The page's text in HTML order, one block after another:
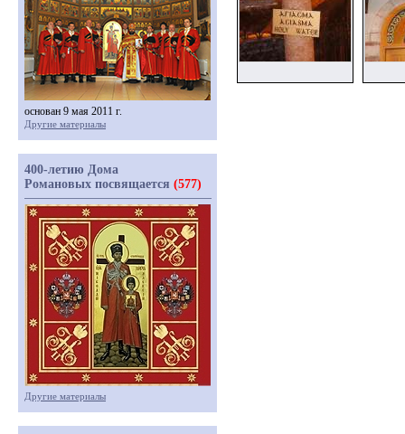
основан 9 мая 2011 г.
Другие материалы
400-летию Дома
Романовых посвящается (577)
Другие материалы